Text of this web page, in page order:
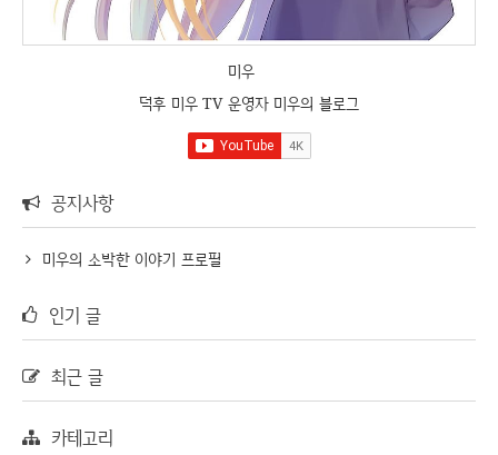
미우
덕후 미우 TV 운영자 미우의 블로그
공지사항
미우의 소박한 이야기 프로필
인기 글
최근 글
카테고리